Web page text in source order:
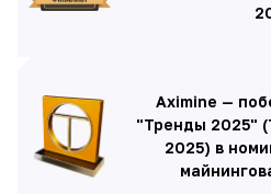
Aximine —
"Тренды 2025"
2025) в